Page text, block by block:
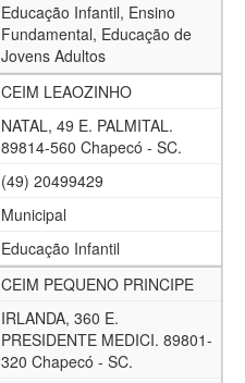
Educação Infantil, Ensino
Fundamental, Educação de
Jovens Adultos
CEIM LEAOZINHO
NATAL, 49 E. PALMITAL.
89814-560 Chapecó - SC.
(49) 20499429
Municipal
Educação Infantil
CEIM PEQUENO PRINCIPE
IRLANDA, 360 E.
PRESIDENTE MEDICI. 89801-
320 Chapecó - SC.